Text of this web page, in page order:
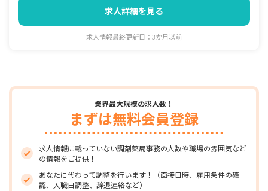
求人詳細を見る
求人情報最終更新日：3か月以前
業界最大規模の求人数！
まずは無料会員登録
求人情報に載っていない調剤薬局事務の人数や職場の雰囲気など
の情報をご提供！
あなたに代わって調整を行います！（面接日時、雇用条件の確
認、入職日調整、辞退連絡など）